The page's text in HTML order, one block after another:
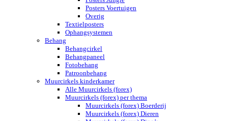
Posters Voertuigen
Overig
Textielposters
Ophangsystemen
Behang
Behangcirkel
Behangpaneel
Fotobehang
Patroonbehang
Muurcirkels kinderkamer
Alle Muurcirkels (forex)
Muurcirkels (forex) per thema
Muurcirkels (forex) Boerderij
Muurcirkels (forex) Dieren